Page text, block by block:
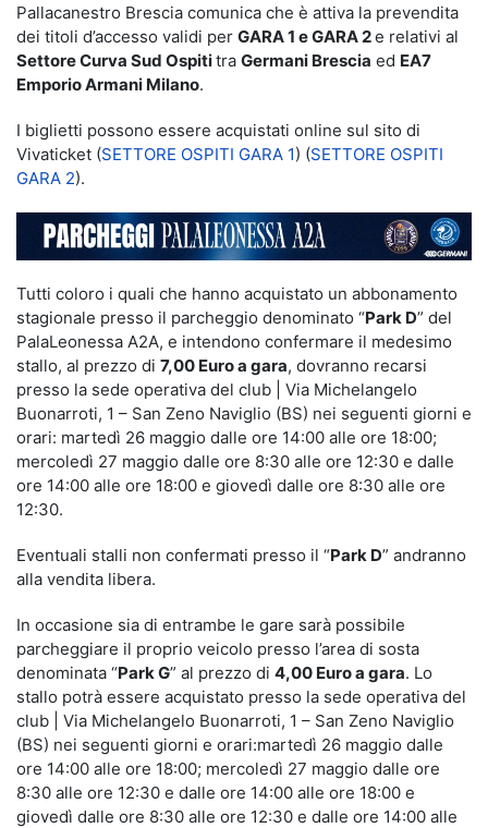
Pallacanestro Brescia comunica che è attiva la prevendita
dei titoli d’accesso validi per GARA 1 e GARA 2e relativi al
Settore Curva Sud Ospititra Germani Brescia ed EA7
Emporio Armani Milano.
I biglietti possono essere acquistati online sul sito di
Vivaticket (SETTORE OSPITI GARA 1) (SETTORE OSPITI
GARA 2).
Tutti coloro i quali che hanno acquistato un abbonamento
stagionale presso il parcheggio denominato “Park D” del
PalaLeonessa A2A, e intendono confermare il medesimo
stallo, al prezzo di 7,00 Euro a gara, dovranno recarsi
presso la sede operativa del club | Via Michelangelo
Buonarroti, 1 – San Zeno Naviglio (BS) nei seguenti giorni e
orari: martedì 26 maggio dalle ore 14:00 alle ore 18:00;
mercoledì 27 maggio dalle ore 8:30 alle ore 12:30 e dalle
ore 14:00 alle ore 18:00 e giovedì dalle ore 8:30 alle ore
12:30.
Eventuali stalli non confermati presso il “Park D” andranno
alla vendita libera.
In occasione sia di entrambe le gare sarà possibile
parcheggiare il proprio veicolo presso l’area di sosta
denominata “Park G” al prezzo di 4,00 Euro a gara. Lo
stallo potrà essere acquistato presso la sede operativa del
club | Via Michelangelo Buonarroti, 1 – San Zeno Naviglio
(BS) nei seguenti giorni e orari:martedì 26 maggio dalle
ore 14:00 alle ore 18:00; mercoledì 27 maggio dalle ore
8:30 alle ore 12:30 e dalle ore 14:00 alle ore 18:00 e
giovedì dalle ore 8:30 alle ore 12:30 e dalle ore 14:00 alle